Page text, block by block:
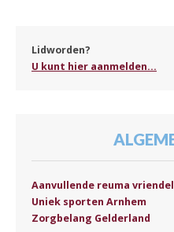
Lidworden?
U kunt hier aanmelden...
Aanvullende reuma
Uniek sporten Arnhem
Zorgbelang Gelderland